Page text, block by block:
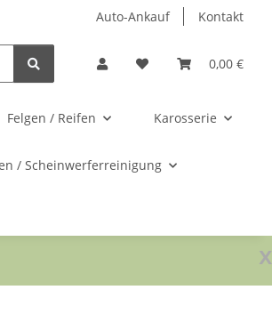
Auto-Ankauf Kontakt
0,00 €
Felgen / Reifen Karosserie
/ Scheinwerferreinigung
x